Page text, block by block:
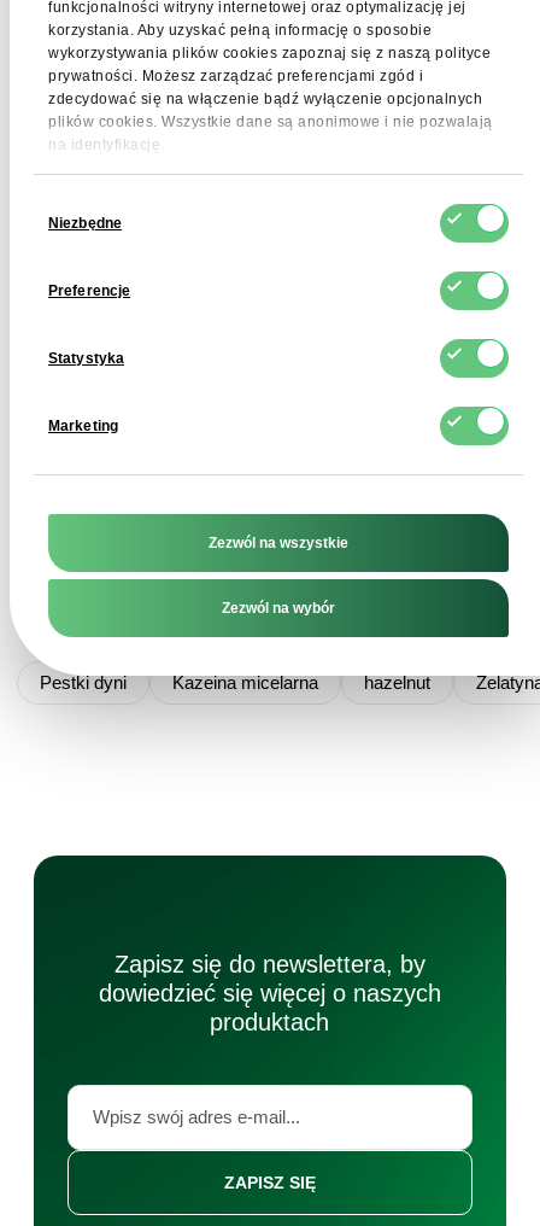
funkcjonalności witryny internetowej oraz optymalizację jej
korzystania. Aby uzyskać pełną informację o sposobie
wykorzystywania plików cookies zapoznaj się z naszą polityce
prywatności. Możesz zarządzać preferencjami zgód i
zdecydować się na włączenie bądź wyłączenie opcjonalnych
plików cookies. Wszystkie dane są anonimowe i nie pozwalają
na identyfikację.
zgody
Niezbędne
Preferencje
Statystyka
Marketing
Zezwól na wszystkie
Zezwól na wybór
wspierających odporność.
Przechowywanie
i czystym magazynie w temperaturze nieprzekraczającej
działaniem światła, wilgoci i zapachów obcych. Zaleca się
przechowywanie w oryginalnym, szczelnie zamkniętym
Podobne wyszukiwania
Pestki dyni Kazeina micelarna hazelnut
Zapisz się do newslettera, by
dowiedzieć się więcej o naszych
produktach
ZAPISZ SIĘ